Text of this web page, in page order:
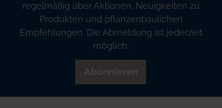
regelmäßig über Aktionen, Neuigkeiten zu
Produkten und pflanzenbaulichen
Empfehlungen. Die Abmeldung ist jederzeit
möglich.